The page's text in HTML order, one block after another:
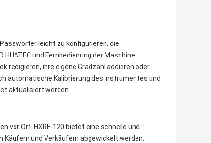
leicht zu konfigurieren, die
und Fernbedienung der Maschine
redigieren, ihre eigene Gradzahl addieren oder
automatische Kalibrierung des Instrumentes und
aktualisiert werden.
vor Ort. HXRF-120 bietet eine schnelle und
und Verkäufern abgewickelt werden.